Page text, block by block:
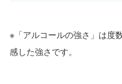
※「アルコールの強さ」は度
感した強さです。